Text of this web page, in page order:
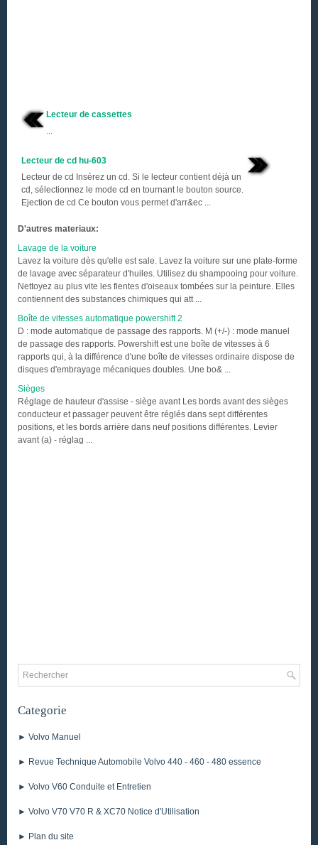
Lecteur de cassettes
...
Lecteur de cd hu-603
Lecteur de cd Insérez un cd. Si le lecteur contient déjà un
cd, sélectionnez le mode cd en tournant le bouton source.
Ejection de cd Ce bouton vous permet d'arr&ec ...
D'autres materiaux:
Lavage de la voiture
Lavez la voiture dès qu'elle est sale. Lavez la voiture sur une plate-forme
de lavage avec séparateur d'huiles. Utilisez du shampooing pour voiture.
Nettoyez au plus vite les fientes d'oiseaux tombées sur la peinture. Elles
contiennent des substances chimiques qui att ...
Boîte de vitesses automatique powershift 2
D : mode automatique de passage des rapports. M (+/-) : mode manuel
de passage des rapports. Powershift est une boîte de vitesses à 6
rapports qui, à la différence d'une boîte de vitesses ordinaire dispose de
disques d'embrayage mécaniques doubles. Une bo& ...
Sièges
Réglage de hauteur d'assise - siège avant Les bords avant des sièges
conducteur et passager peuvent être réglés dans sept différentes
positions, et les bords arrière dans neuf positions différentes. Levier
avant (a) - réglag ...
Categorie
► Volvo Manuel
► Revue Technique Automobile Volvo 440 - 460 - 480 essence
► Volvo V60 Conduite et Entretien
► Volvo V70 V70 R & XC70 Notice d'Utilisation
► Plan du site